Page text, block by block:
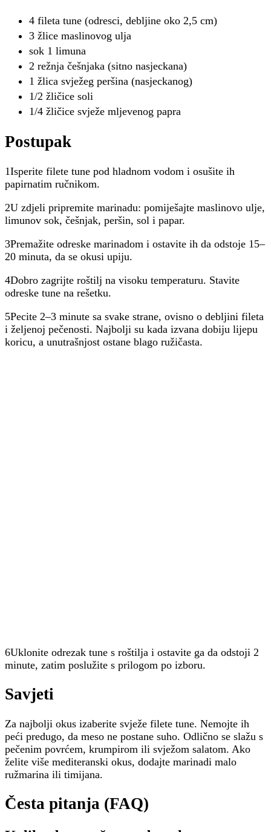
4 fileta tune (odresci, debljine oko 2,5 cm)
3 žlice maslinovog ulja
sok 1 limuna
2 režnja češnjaka (sitno nasjeckana)
1 žlica svježeg peršina (nasjeckanog)
1/2 žličice soli
1/4 žličice svježe mljevenog papra
Postupak
1Isperite filete tune pod hladnom vodom i osušite ih
papirnatim ručnikom.
2U zdjeli pripremite marinadu: pomiješajte maslinovo ulje,
limunov sok, češnjak, peršin, sol i papar.
3Premažite odreske marinadom i ostavite ih da odstoje 15–
20 minuta, da se okusi upiju.
4Dobro zagrijte roštilj na visoku temperaturu. Stavite
odreske tune na rešetku.
5Pecite 2–3 minute sa svake strane, ovisno o debljini fileta
i željenoj pečenosti. Najbolji su kada izvana dobiju lijepu
koricu, a unutrašnjost ostane blago ružičasta.
6Uklonite odrezak tune s roštilja i ostavite ga da odstoji 2
minute, zatim poslužite s prilogom po izboru.
Savjeti
Za najbolji okus izaberite svježe filete tune. Nemojte ih
peći predugo, da meso ne postane suho. Odlično se slažu s
pečenim povrćem, krumpirom ili svježom salatom. Ako
želite više mediteranski okus, dodajte marinadi malo
ružmarina ili timijana.
Česta pitanja (FAQ)